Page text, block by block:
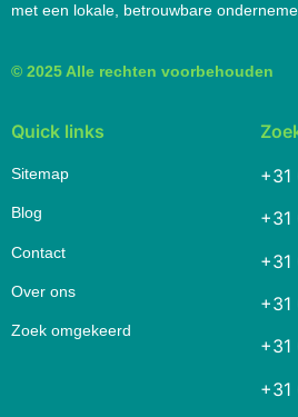
met een lokale, betrouwbare
© 2025 Alle rechten voorbehouden
Quick links
Sitemap
Blog
Contact
Over ons
Zoek omgekeerd
+31
+31
+31
+31